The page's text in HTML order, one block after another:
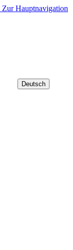
Zur Hauptnavigation
Deutsch